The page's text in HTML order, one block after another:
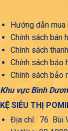
Hướng dẫn mua
Chính sách bán
Chính sách
Chính sách bảo
Chính sách bảo
Khu vực Bình
KỆ SIÊU THỊ
Địa chỉ: 76 Bùi